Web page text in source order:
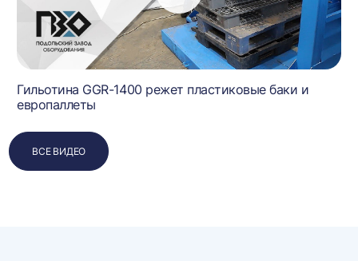
Гильотина GGR-1400 режет пластиковые баки и
европаллеты
ВСЕ ВИДЕО